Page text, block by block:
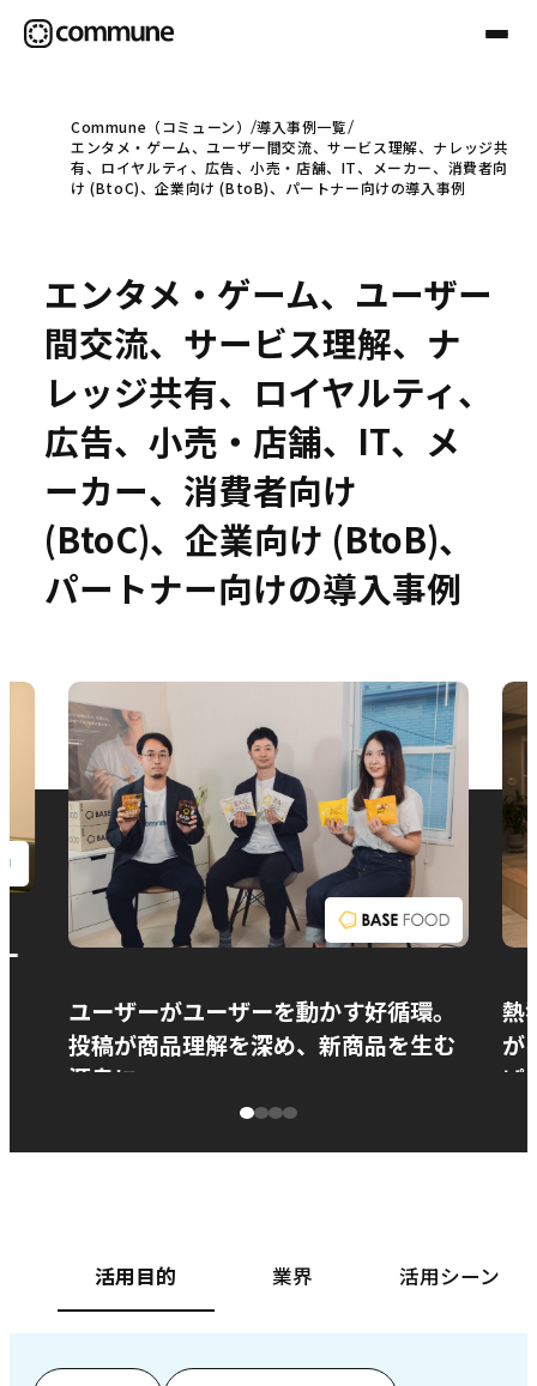
Communeについて
事例
セミナー
お役立ち情報
Commune（コミューン）
導入事例一覧
エンタメ・ゲーム、ユーザー間交流、サービス理解、ナレッジ共
有、ロイヤルティ、広告、小売・店舗、IT、メーカー、消費者向
け (BtoC)、企業向け (BtoB)、パートナー向けの導入事例
エンタメ・ゲーム、ユーザー
間交流、サービス理解、ナ
レッジ共有、ロイヤルティ、
広告、小売・店舗、IT、メ
ーカー、消費者向け
(BtoC)、企業向け (BtoB)、
パートナー向けの導入事例
ユーザーがユーザーを動かす好循環。
投稿が商品理解を深め、新商品を生む
源泉に
熱
が
ぱ
活用目的 業界 活用シーン